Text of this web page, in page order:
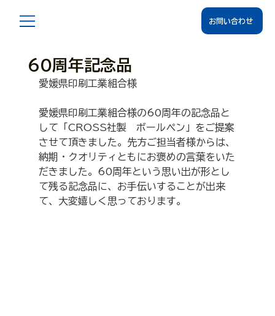
お問い合わせ
60周年記念品
愛媛県印刷工業組合様
愛媛県印刷工業組合様の60周年の記念品と
して「CROSS社製　ボールペン」をご提案
させて頂きました。先方ご担当者様からは、
納期・クオリティともにお褒めの言葉をいた
だきました。60周年という思い出が形とし
て残る記念品に、お手伝いすることが出来
て、大変嬉しく思っております。